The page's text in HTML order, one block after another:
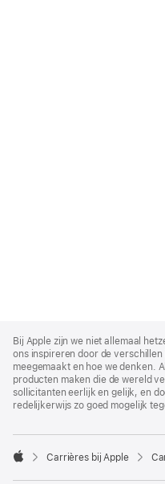
Footer
Bij Apple zijn we niet allemaal
ons inspireren door de verschillen
meegemaakt en hoe we denken.
producten maken die de wereld
sollicitanten eerlijk en gelijk, en
redelijkerwijs zo goed mogelijk

Carrières bij Apple